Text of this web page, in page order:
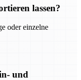
lassen?
oder einzelne
und